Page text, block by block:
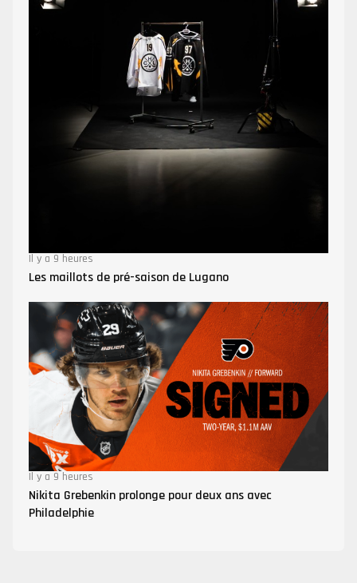
Il y a 9 heures
Les maillots de pré-saison de Lugano
Il y a 9 heures
Nikita Grebenkin prolonge pour deux ans avec
Philadelphie